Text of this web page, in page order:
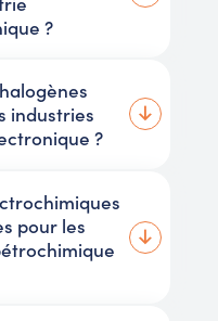
?
industries
?
pour les